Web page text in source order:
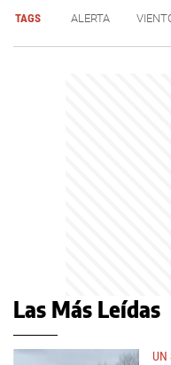
TAGS ALERTA
Las Más Leídas
UN